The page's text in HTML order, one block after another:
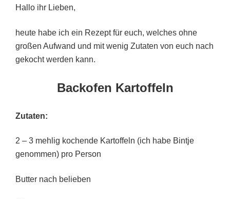
Hallo ihr Lieben,
heute habe ich ein Rezept für euch, welches ohne
großen Aufwand und mit wenig Zutaten von euch nach
gekocht werden kann.
Backofen Kartoffeln
Zutaten:
2 – 3 mehlig kochende Kartoffeln (ich habe Bintje
genommen) pro Person
Butter nach belieben